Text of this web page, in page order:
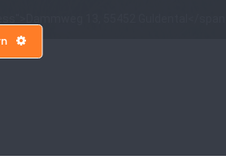
13, 55452 Guldental</span>